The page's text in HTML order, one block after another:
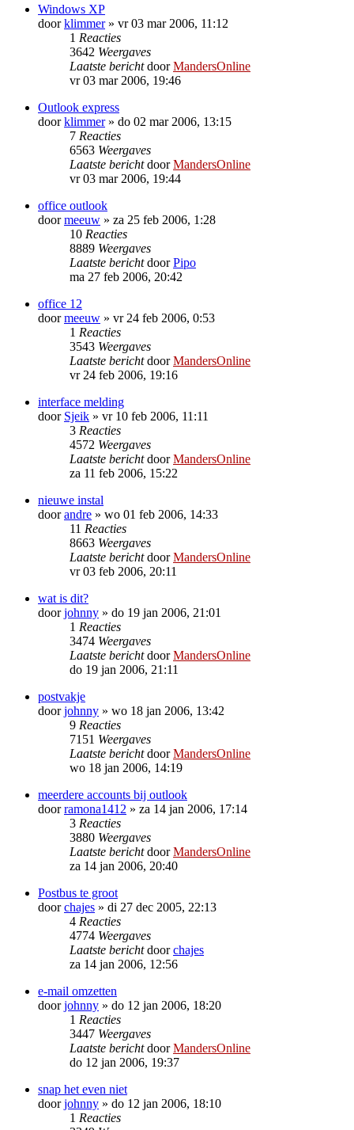
Windows XP
doorklimmer» vr 03 mar 2006, 11:12
1 Reacties
3642 Weergaves
Laatste berichtdoorMandersOnline
vr 03 mar 2006, 19:46
Outlook express
doorklimmer» do 02 mar 2006, 13:15
7 Reacties
6563 Weergaves
Laatste berichtdoorMandersOnline
vr 03 mar 2006, 19:44
office outlook
doormeeuw » za 25 feb 2006, 1:28
10 Reacties
8889 Weergaves
Laatste berichtdoorPipo
ma 27 feb 2006, 20:42
office 12
doormeeuw » vr 24 feb 2006, 0:53
1 Reacties
3543 Weergaves
Laatste berichtdoorMandersOnline
vr 24 feb 2006, 19:16
interface melding
door Sjeik » vr 10 feb 2006, 11:11
3 Reacties
4572 Weergaves
Laatste berichtdoorMandersOnline
za 11 feb 2006, 15:22
nieuwe instal
doorandre » wo 01 feb 2006, 14:33
11 Reacties
8663 Weergaves
Laatste berichtdoorMandersOnline
vr 03 feb 2006, 20:11
wat is dit?
doorjohnny » do 19 jan 2006, 21:01
1 Reacties
3474 Weergaves
Laatste berichtdoorMandersOnline
do 19 jan 2006, 21:11
postvakje
doorjohnny » wo 18 jan 2006, 13:42
9 Reacties
7151 Weergaves
Laatste berichtdoorMandersOnline
wo 18 jan 2006, 14:19
meerdere accounts bij outlook
doorramona1412 » za 14 jan 2006, 17:14
3 Reacties
3880 Weergaves
Laatste berichtdoorMandersOnline
za 14 jan 2006, 20:40
Postbus te groot
doorchajes » di 27 dec 2005, 22:13
4 Reacties
4774 Weergaves
Laatste berichtdoorchajes
za 14 jan 2006, 12:56
e-mail omzetten
doorjohnny » do 12 jan 2006, 18:20
1 Reacties
3447 Weergaves
Laatste berichtdoorMandersOnline
do 12 jan 2006, 19:37
snap het even niet
doorjohnny » do 12 jan 2006, 18:10
1 Reacties